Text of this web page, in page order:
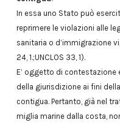
In essa uno Stato può
reprimere le violazioni alle
sanitaria o d’immigrazione
24, 1.;UNCLOS 33, 1).
E’ oggetto di
della giurisdizione ai fini
contigua. Pertanto, già nel
miglia marine dalla costa,